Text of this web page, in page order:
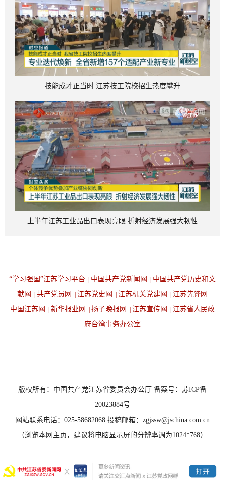
技能成才正当时 江苏技工院校招生热度攀升
上半年江苏工业品出口表现亮眼 折射经济发展强大韧性
“学习强国”江苏学习平台 中国共产党新闻网
中国共产党历史和文
献网
共产党员网 江苏党史网 江苏机关党建网
江苏先锋网
中国江苏网
新华报业网 扬子晚报网 江苏宣传网
江苏省人民政
府台湾事务办公室
版权所有：中国共产党江苏省委员会办公厅 备案号：苏ICP备
20023884号
网站联系电话：025-58682068 投稿邮箱：zgjssw@jschina.com.cn
（浏览本网主页，建议将电脑显示屏的分辨率调为1024*768）